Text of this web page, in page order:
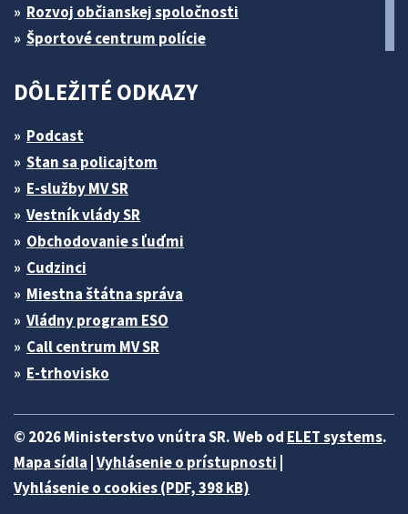
Rozvoj občianskej spoločnosti
Športové centrum polície
DÔLEŽITÉ ODKAZY
Podcast
Stan sa policajtom
E-služby MV SR
Vestník vlády SR
Obchodovanie s ľuďmi
Cudzinci
Miestna štátna správa
Vládny program ESO
Call centrum MV SR
E-trhovisko
© 2026 Ministerstvo vnútra SR. Web od ELET systems.
Mapa sídla Vyhlásenie o prístupnosti
Vyhlásenie o cookies (PDF, 398 kB)